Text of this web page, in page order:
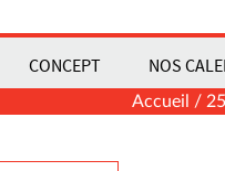
CONCEPT NOS
Accueil /